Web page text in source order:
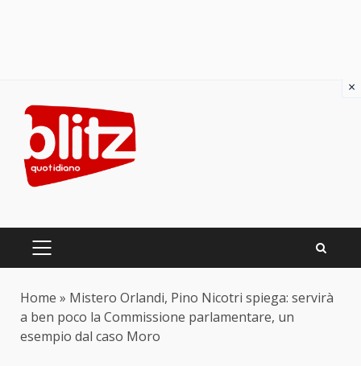
content
PRIMARY
Home » Mistero Orlandi, Pino Nicotri spiega: servirà
a ben poco la Commissione parlamentare, un
esempio dal caso Moro
×